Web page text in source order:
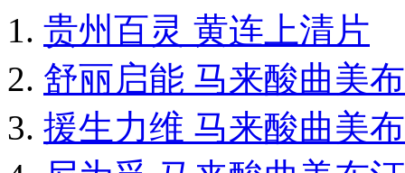
贵州百灵 黄连上清片
舒丽启能 马来酸曲美
援生力维 马来酸曲美